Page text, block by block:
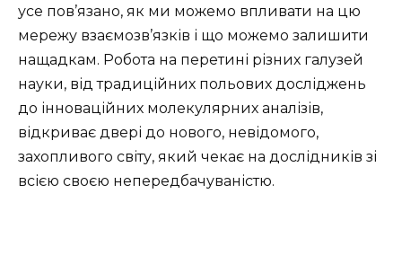
усе пов’язано, як ми можемо впливати на цю
мережу взаємозв’язків і що можемо залишити
нащадкам. Робота на перетині різних галузей
науки, від традиційних польових досліджень
до інноваційних молекулярних аналізів,
відкриває двері до нового, невідомого,
захопливого світу, який чекає на дослідників зі
всією своєю непередбачуваністю.